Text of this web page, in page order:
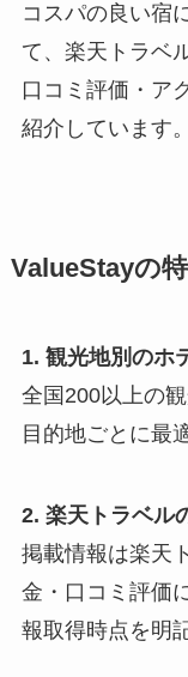
コスパの良い宿
て、楽天トラベ
口コミ評価・ア
紹介しています。
ValueStayの
1. 観光地別のホ
全国200以上の
目的地ごとに最
2. 楽天トラベル
掲載情報は楽天
金・口コミ評価
報取得時点を明